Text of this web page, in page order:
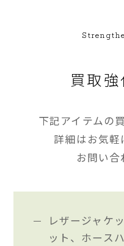
買取
下記アイテムの
詳細はお気軽
お問い合
レザージャケ
ット、ホース